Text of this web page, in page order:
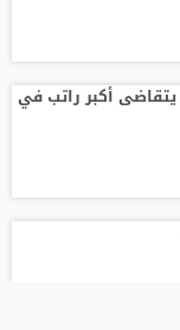
أكبر راتب في